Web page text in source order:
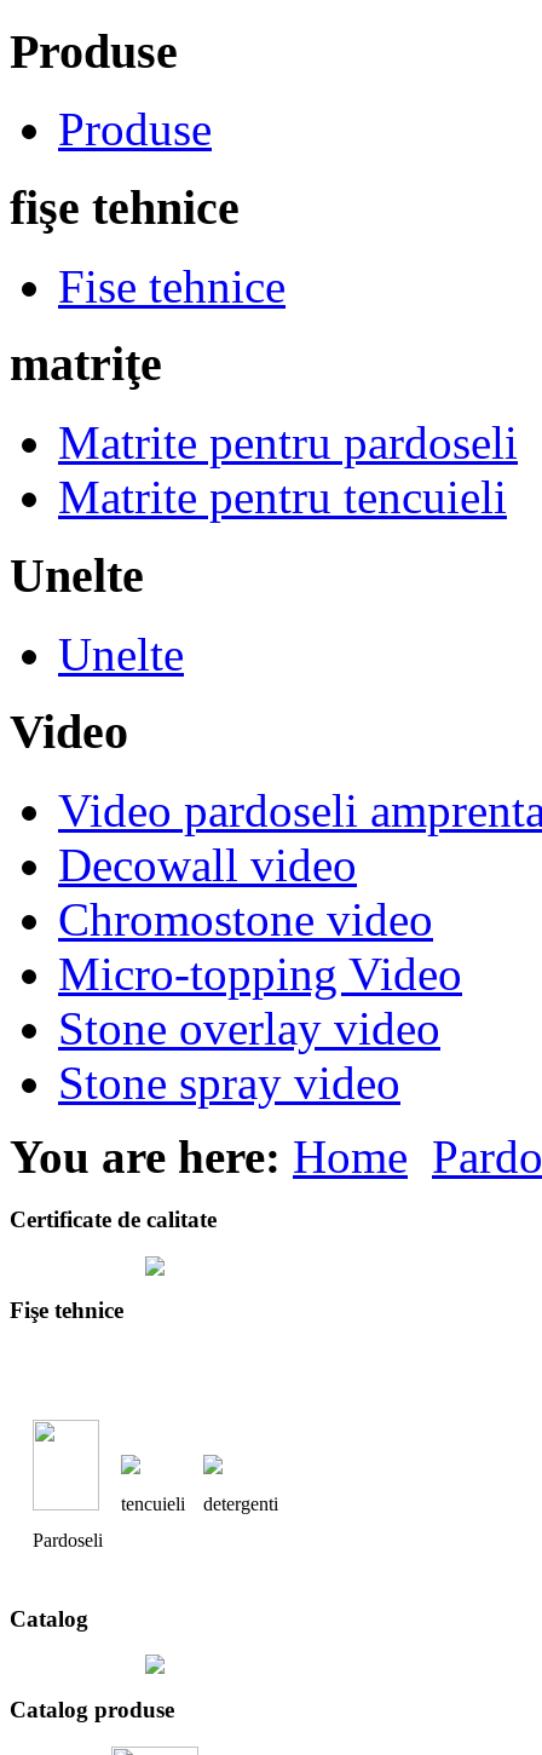
Produse
Produse
fişe tehnice
Fise tehnice
matriţe
Matrite pentru pardoseli
Matrite pentru tencuieli
Unelte
Unelte
Video
Video pardoseli
Decowall video
Chromostone video
Micro-topping Video
Stone overlay video
Stone spray video
You are here: Home
Certificate de calitate
Fişe tehnice
Pardoseli
tencuieli detergenti
Catalog
Catalog produse